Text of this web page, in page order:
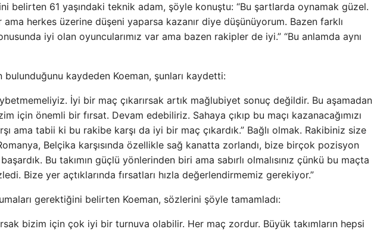
belirten 61 yaşındaki teknik adam, şöyle konuştu: “Bu şartlarda oynamak güzel.
herkes üzerine düşeni yaparsa kazanır diye düşünüyorum. Bazen farklı
iyi olan oyuncularımız var ama bazen rakipler de iyi.” “Bu anlamda aynı
kaydeden Koeman, şunları kaydetti:
İyi bir maç çıkarırsak artık mağlubiyet sonuç değildir. Bu aşamadan
için önemli bir fırsat. Devam edebiliriz. Sahaya çıkıp bu maçı kazanacağımızı
ama tabii ki bu rakibe karşı da iyi bir maç çıkardık.” Bağlı olmak. Rakibiniz size
Belçika karşısında özellikle sağ kanatta zorlandı, bize birçok pozisyon
Bu takımın güçlü yönlerinden biri ama sabırlı olmalısınız çünkü bu maçta
Bize yer açtıklarında fırsatları hızla değerlendirmemiz gerekiyor.”
gerektiğini belirten Koeman, sözlerini şöyle tamamladı:
bizim için çok iyi bir turnuva olabilir. Her maç zordur. Büyük takımların hepsi